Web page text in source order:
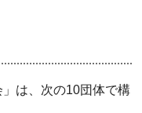
」は、次の10団体で構